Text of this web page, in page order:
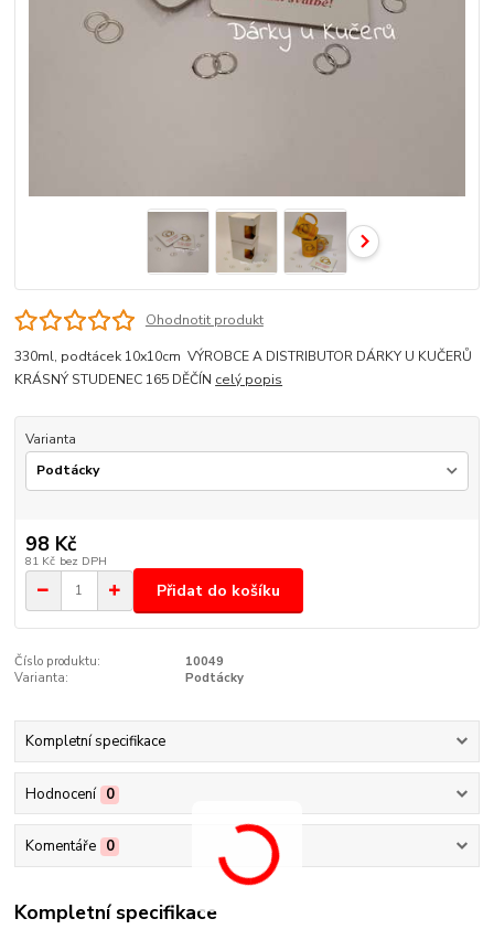
Ohodnotit produkt
330ml, podtácek 10x10cm VÝROBCE A DISTRIBUTOR DÁRKY U KUČERŮ
KRÁSNÝ STUDENEC 165 DĚČÍN celý popis
Varianta
98 Kč
81 Kč bez DPH
Přidat do košíku
Číslo produktu:
10049
Varianta:
Podtácky
Kompletní specifikace
Hodnocení 0
Komentáře 0
Kompletní specifikace